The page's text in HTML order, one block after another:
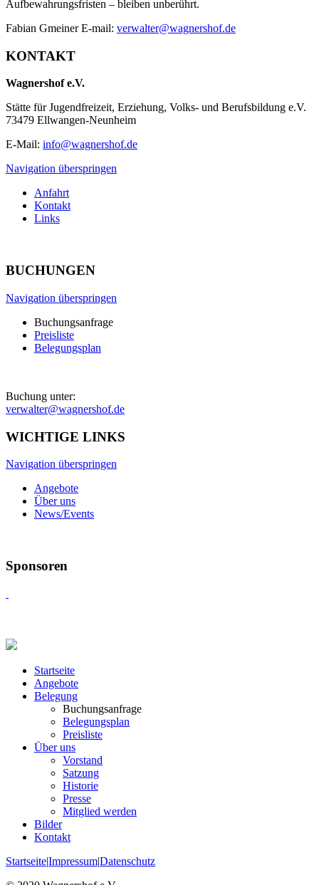
Aufbewahrungsfristen – bleiben unberührt.
Fabian Gmeiner E-mail: verwalter@wagnershof.de
KONTAKT
Wagnershof e.V.
Stätte für Jugendfreizeit, Erziehung, Volks- und Berufsbildung e.V.
73479 Ellwangen-Neunheim
E-Mail: info@wagnershof.de
Navigation überspringen
Anfahrt
Kontakt
Links
BUCHUNGEN
Navigation überspringen
Buchungsanfrage
Preisliste
Belegungsplan
Buchung unter:
verwalter@wagnershof.de
WICHTIGE LINKS
Navigation überspringen
Angebote
Über uns
News/Events
Sponsoren
Startseite
Angebote
Belegung
Buchungsanfrage
Belegungsplan
Preisliste
Über uns
Vorstand
Satzung
Historie
Presse
Mitglied werden
Bilder
Kontakt
Startseite|Impressum|Datenschutz